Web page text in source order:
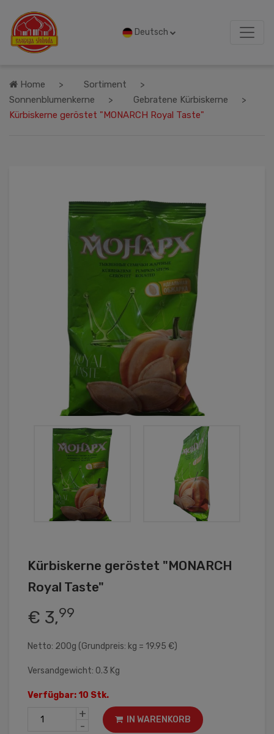
Deutsch
Home
Sortiment
Sonnenblumenkerne
Gebratene Kürbiskerne
Kürbiskerne geröstet "MONARCH Royal Taste"
Kürbiskerne geröstet "MONARCH
Royal Taste"
€ 3,99
Netto: 200g (Grundpreis: kg = 19.95 €)
Versandgewicht: 0.3 Kg
Verfügbar: 10 Stk.
+
-
IN WARENKORB